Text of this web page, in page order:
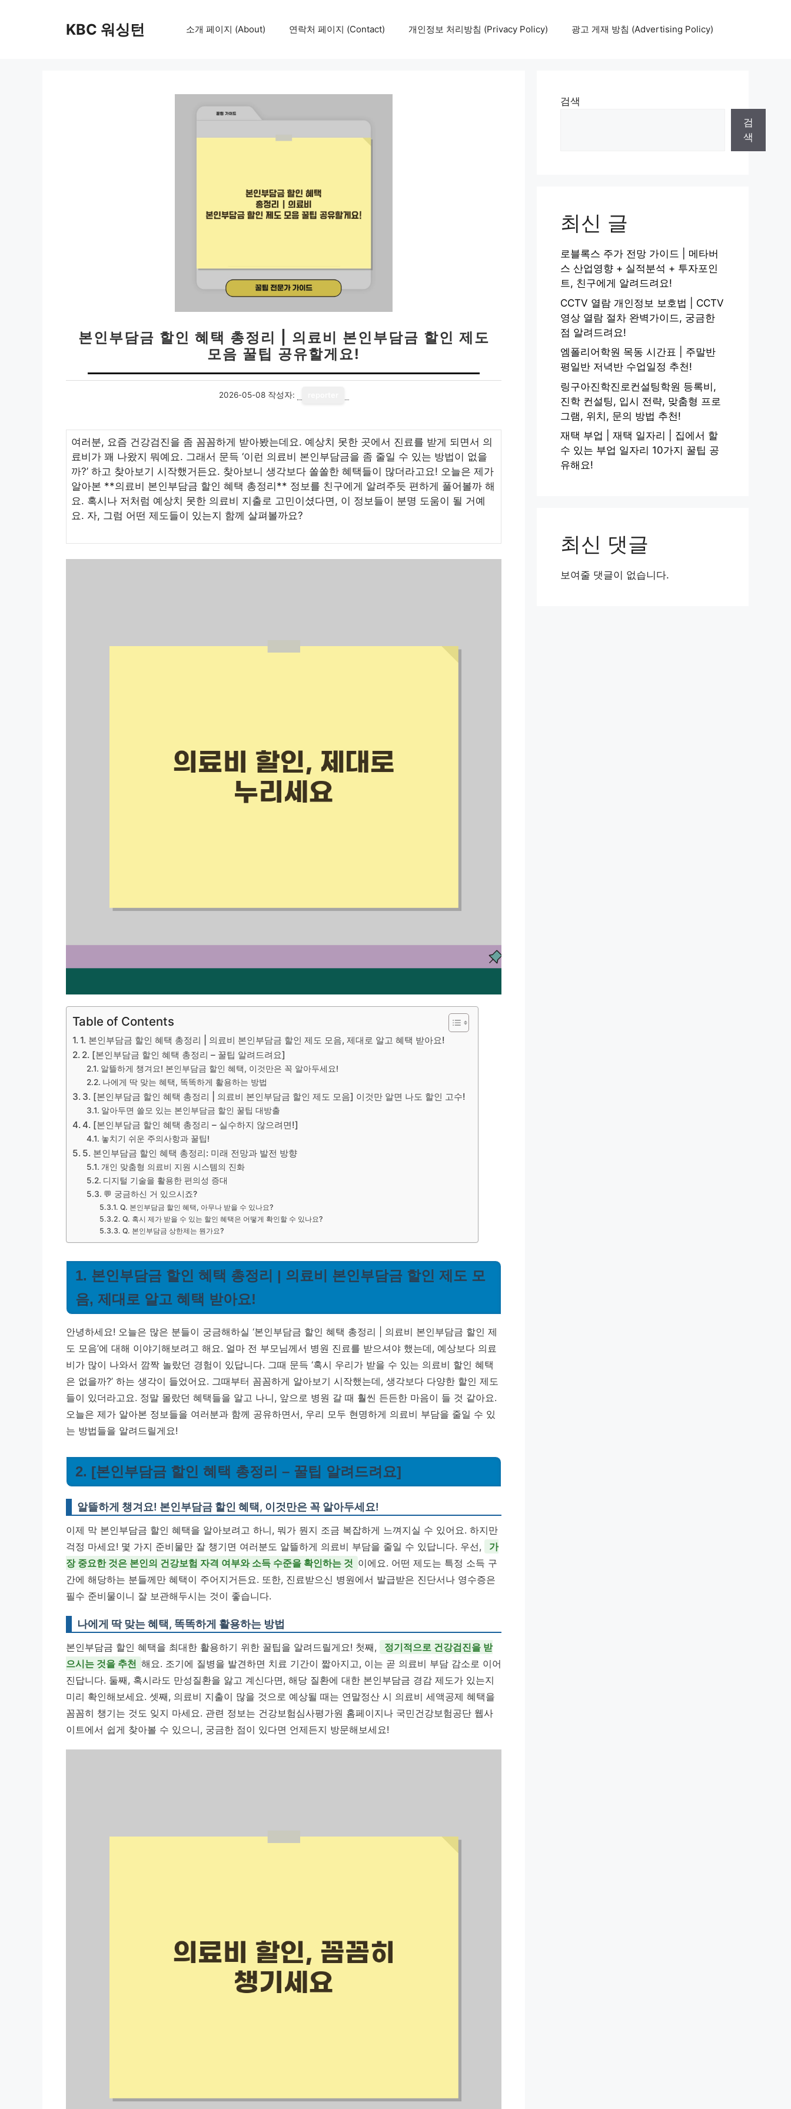
KBC 워싱턴 소개 페이지 (About) 연락처 페이지 (Contact) 개인정보 처리방침 (Privacy Policy) 광고 게재 방침 (Advertising Policy)
본인부담금 할인 혜택 총정리 | 의료비 본인부담금 할인 제도
모음 꿀팁 공유할게요!
2026-05-08 작성자:
여러분, 요즘 건강검진을 좀 꼼꼼하게 받아봤는데요. 예상치 못한 곳에서 진료를 받게 되면서 의
료비가 꽤 나왔지 뭐예요. 그래서 문득 ‘이런 의료비 본인부담금을 좀 줄일 수 있는 방법이 없을
까?’ 하고 찾아보기 시작했거든요. 찾아보니 생각보다 쏠쏠한 혜택들이 많더라고요! 오늘은 제가
알아본 **의료비 본인부담금 할인 혜택 총정리** 정보를 친구에게 알려주듯 편하게 풀어볼까 해
요. 혹시나 저처럼 예상치 못한 의료비 지출로 고민이셨다면, 이 정보들이 분명 도움이 될 거예
요. 자, 그럼 어떤 제도들이 있는지 함께 살펴볼까요?
Table of Contents
1. 본인부담금 할인 혜택 총정리 | 의료비 본인부담금 할인 제도 모음, 제대로 알고 혜택 받아요!
2. [본인부담금 할인 혜택 총정리 – 꿀팁 알려드려요]
알뜰하게 챙겨요! 본인부담금 할인 혜택, 이것만은 꼭 알아두세요!
나에게 딱 맞는 혜택, 똑똑하게 활용하는 방법
3. [본인부담금 할인 혜택 총정리 | 의료비 본인부담금 할인 제도 모음] 이것만 알면 나도 할인 고수!
알아두면 쓸모 있는 본인부담금 할인 꿀팁 대방출
4. [본인부담금 할인 혜택 총정리 – 실수하지 않으려면!]
놓치기 쉬운 주의사항과 꿀팁!
5. 본인부담금 할인 혜택 총정리: 미래 전망과 발전 방향
개인 맞춤형 의료비 지원 시스템의 진화
디지털 기술을 활용한 편의성 증대
💬 궁금하신 거 있으시죠?
Q. 본인부담금 할인 혜택, 아무나 받을 수 있나요?
Q. 혹시 제가 받을 수 있는 할인 혜택은 어떻게 확인할 수 있나요?
Q. 본인부담금 상한제는 뭔가요?
1. 본인부담금 할인 혜택 총정리 | 의료비 본인부담금 할인 제도 모
음, 제대로 알고 혜택 받아요!
안녕하세요! 오늘은 많은 분들이 궁금해하실 ‘본인부담금 할인 혜택 총정리 | 의료비 본인부담금 할인 제
도 모음’에 대해 이야기해보려고 해요. 얼마 전 부모님께서 병원 진료를 받으셔야 했는데, 예상보다 의료
비가 많이 나와서 깜짝 놀랐던 경험이 있답니다. 그때 문득 ‘혹시 우리가 받을 수 있는 의료비 할인 혜택
은 없을까?’ 하는 생각이 들었어요. 그때부터 꼼꼼하게 알아보기 시작했는데, 생각보다 다양한 할인 제도
들이 있더라고요. 정말 몰랐던 혜택들을 알고 나니, 앞으로 병원 갈 때 훨씬 든든한 마음이 들 것 같아요.
오늘은 제가 알아본 정보들을 여러분과 함께 공유하면서, 우리 모두 현명하게 의료비 부담을 줄일 수 있
는 방법들을 알려드릴게요!
2. [본인부담금 할인 혜택 총정리 – 꿀팁 알려드려요]
알뜰하게 챙겨요! 본인부담금 할인 혜택, 이것만은 꼭 알아두세요!
이제 막 본인부담금 할인 혜택을 알아보려고 하니, 뭐가 뭔지 조금 복잡하게 느껴지실 수 있어요. 하지만
걱정 마세요! 몇 가지 준비물만 잘 챙기면 여러분도 알뜰하게 의료비 부담을 줄일 수 있답니다. 우선,
가
장 중요한 것은 본인의 건강보험 자격 여부와 소득 수준을 확인하는 것 이에요. 어떤 제도는 특정 소득 구
간에 해당하는 분들께만 혜택이 주어지거든요. 또한, 진료받으신 병원에서 발급받은 진단서나 영수증은
필수 준비물이니 잘 보관해두시는 것이 좋습니다.
나에게 딱 맞는 혜택, 똑똑하게 활용하는 방법
본인부담금 할인 혜택을 최대한 활용하기 위한 꿀팁을 알려드릴게요! 첫째,
정기적으로 건강검진을 받
으시는 것을 추천 해요. 조기에 질병을 발견하면 치료 기간이 짧아지고, 이는 곧 의료비 부담 감소로 이어
진답니다. 둘째, 혹시라도 만성질환을 앓고 계신다면, 해당 질환에 대한 본인부담금 경감 제도가 있는지
미리 확인해보세요. 셋째, 의료비 지출이 많을 것으로 예상될 때는 연말정산 시 의료비 세액공제 혜택을
꼼꼼히 챙기는 것도 잊지 마세요. 관련 정보는 건강보험심사평가원 홈페이지나 국민건강보험공단 웹사
이트에서 쉽게 찾아볼 수 있으니, 궁금한 점이 있다면 언제든지 방문해보세요!
검색
검
색
최신 글
로블록스 주가 전망 가이드 | 메타버
스 산업영향 + 실적분석 + 투자포인
트, 친구에게 알려드려요!
CCTV 열람 개인정보 보호법 | CCTV
영상 열람 절차 완벽가이드, 궁금한
점 알려드려요!
엠폴리어학원 목동 시간표 | 주말반
평일반 저녁반 수업일정 추천!
링구아진학진로컨설팅학원 등록비,
진학 컨설팅, 입시 전략, 맞춤형 프로
그램, 위치, 문의 방법 추천!
재택 부업 | 재택 일자리 | 집에서 할
수 있는 부업 일자리 10가지 꿀팁 공
유해요!
최신 댓글
보여줄 댓글이 없습니다.